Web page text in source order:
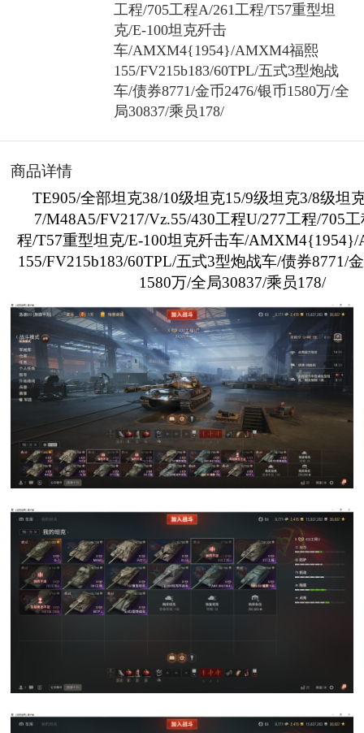
工程/705工程A/261工程/T57重型坦
克/E-100坦克歼击
车/AMXM4{1954}/AMXM4福熙
155/FV215b183/60TPL/五式3型炮战
车/债券8771/金币2476/银币1580万/全
局30837/乘员178/
商品详情
TE905/全部坦克38/10级坦克15/9级坦克3/8级坦
7/M48A5/FV217/Vz.55/430工程U/277工程/705
程/T57重型坦克/E-100坦克歼击车/
155/FV215b183/60TPL/五式3型炮战车/债券8771/
1580万/全局30837/乘员178/